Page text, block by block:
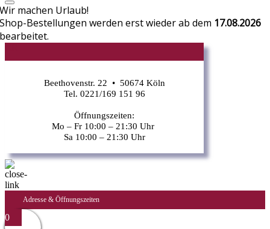
Wir machen Urlaub!
Shop-Bestellungen werden erst wieder ab dem 17.08.2026
bearbeitet.
Beethovenstr. 22 • 50674 Köln
Tel. 0221/169 151 96
Öffnungszeiten:
Mo – Fr 10:00 – 21:30 Uhr
Sa 10:00 – 21:30 Uhr
Adresse & Öffnungszeiten
0